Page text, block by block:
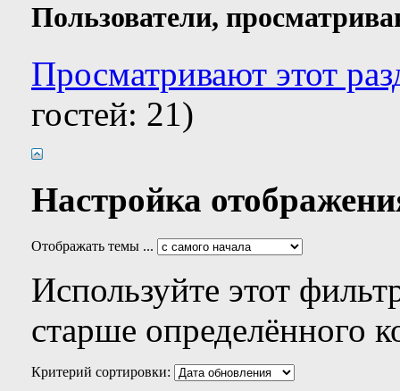
Пользователи,
Просматривают этот
гостей: 21)
Настройка
Отображать темы ...
Используйте этот
старше определённого
Критерий сортировки: